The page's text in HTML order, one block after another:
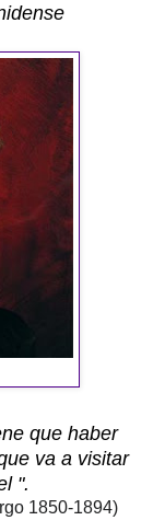
que haber
va a visitar
".
1850-1894)